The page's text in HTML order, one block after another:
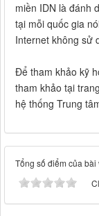
miền IDN là đánh
tại mỗi quốc gia
Internet không sử
Để tham khảo kỹ
tham khảo tại
hệ thống Trung
Tổng số điểm của